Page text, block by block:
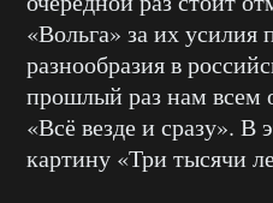
«Вольга» за их усилия
разнообразия в
прошлый раз нам всем
«Всё везде и сразу». В
картину «Три тысячи